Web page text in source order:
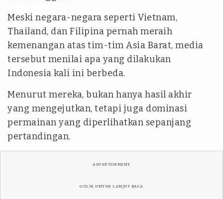
Meski negara-negara seperti Vietnam,
Thailand, dan Filipina pernah meraih
kemenangan atas tim-tim Asia Barat, media
tersebut menilai apa yang dilakukan
Indonesia kali ini berbeda.
Menurut mereka, bukan hanya hasil akhir
yang mengejutkan, tetapi juga dominasi
permainan yang diperlihatkan sepanjang
pertandingan.
ADVERTISEMENT
GULIR UNTUK LANJUT BACA